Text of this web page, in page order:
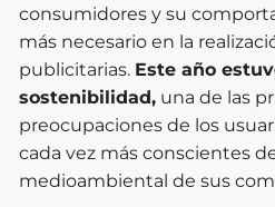
consumidores y su
más necesario en la
publicitarias. Este año
sostenibilidad, una de las
preocupaciones de los
cada vez más conscientes
medioambiental de sus